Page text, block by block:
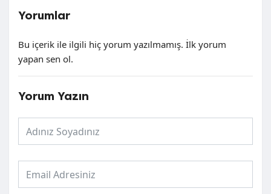
Yorumlar
Bu içerik ile ilgili hiç yorum yazılmamış. İlk yorum
yapan sen ol.
Yorum Yazın